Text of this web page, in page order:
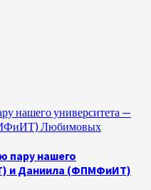
нашего университета —
Любимовых
пару нашего
и Даниила (ФПМФиИТ)